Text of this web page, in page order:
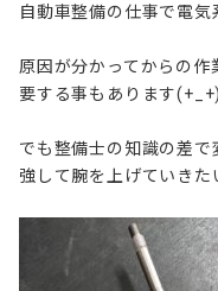
自動車整備の仕事で電気
原因が分かってからの作
要する事もあります(+_+)
でも整備士の知識の差
強して腕を上げていきた